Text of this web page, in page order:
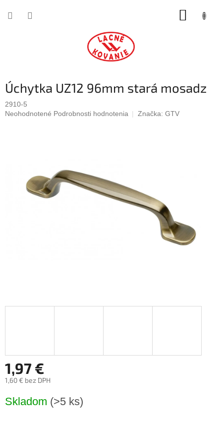
Úchytka UZ12 96mm stará mosadz
2910-5
Priemerné
hviezdičiek.
Neohodnotené Podrobnosti hodnotenia Značka: GTV
1,97 €
1,60 € bez DPH
cena:
Skladom (>5 ks)